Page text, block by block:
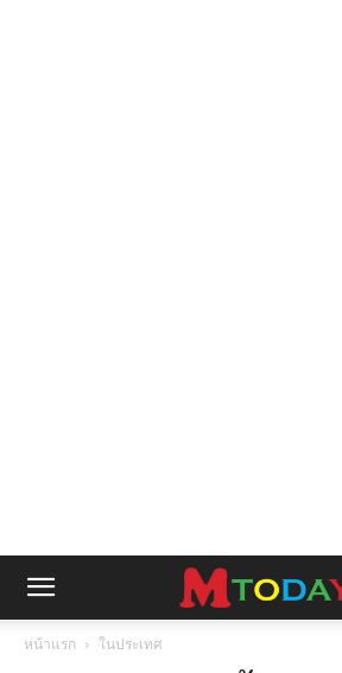
หน้าแรก ในประเทศ